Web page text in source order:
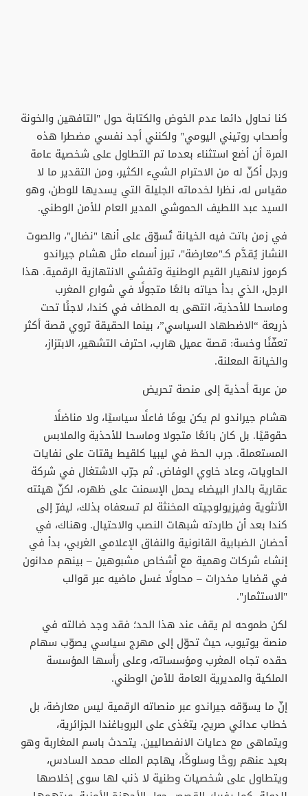
كنا نحاول دائما عدم الخوض والكتابة حول "التافهين والخونة
وأصحاب روتيني اليومي" ولكنني أجد نفسي مضطرا هذه
المرة أن أضع استثناء بعدما تم التطاول على شخصية عامة
ورجل أكنّ له من الاحترام الشيء الكثير، ومن التقدير ما لا
مقياس له، نظرا لخدماته الجليلة التي يسديها للوطن، وهو
السيد عبد اللطيف الحموشي المدير العام للأمن الوطني.
في زمن باتت فيه الخيانة تُسوّق على أنها "نضال"، والصوت
النشاز يُقدَّم كـ"معارضة"، تبرز أسماء مثل هشام جيراندو
كرموز لانهيار القيم الوطنية وتفشي الانتهازية الرقمية. هذا
الرجل، الذي بدأ حياته بائعًا متجولًا في شوارع المغرب
وماسحا للأحذية، انتهى به المطاف في كندا، لاجئًا تحت
ذريعة “الاضطهاد السياسي”، بينما الحقيقة تروي قصة أكثر
تعفّنًا وخسة: قصة عميل هارب، احترف التشهير، الابتزاز،
والخيانة المعلنة.
من عربة أحذية إلى منصة تحريض
هشام جيراندو لم يكن يومًا فاعلًا سياسيًا، ولا مناضلًا
حقوقيًا. بل كان بائعًا متجولا وماسحا للأحذية والملابس
المستعملة. جرب الحظ في ليبيا كلقيط يقتات على نفايات
الحاويات، وعاد خاوي الوفاض. ثم جرّب الاشتغال في شركة
عقارية بالدار البيضاء يحمل الإسمنت على ظهره، لكنّ هيئته
الأنثوية وفيزيولوجيته المخنثة لم تسعفاه بذلك، ليفرّ إلى
كندا بعد أن طاردته شبهات النصب والاحتيال. وهناك، في
أحضان الضبابية القانونية والنفاق الإعلامي الغربي، بدأ في
إنشاء شركات وهمية مع أشخاص مشبوهين – بينهم مدانون
في قضايا مخدرات – محاولًا غسل ماضيه عبر قوالب
"الاستثمار".
لكن طموحه لم يقف عند هذا الحد؛ فقد وجد ضالته في
منصة يوتيوب، حيث تحوّل إلى مهرج سياسي يصوّب سهام
حقده تجاه المغرب ومؤسساته، وعلى رأسها المؤسسة
الملكية والمديرية العامة للأمن الوطني.
إنّ ما يسوّقه جيراندو عبر منصاته الرقمية ليس معارضة، بل
خطاب عدائي صريح، يتغذى على البروباغندا الجزائرية،
ويتماهى مع دعايات الانفصاليين. يتحدث باسم المغاربة وهو
بعيد عنهم روحًا وسلوكًا، يهاجم الملك محمد السادس،
ويتطاول على شخصيات وطنية لا ذنب لها سوى إخلاصها